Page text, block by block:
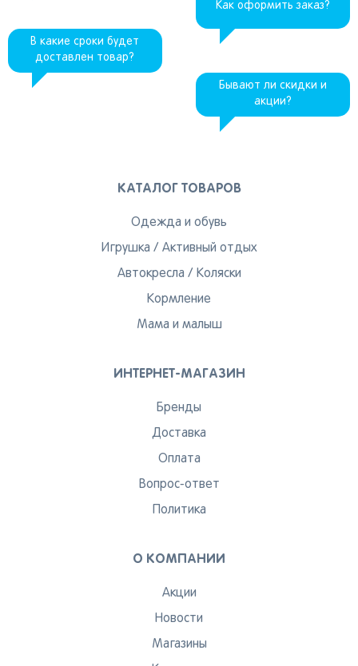
Как оформить заказ?
В какие сроки будет
доставлен товар?
Бывают ли скидки и
акции?
КАТАЛОГ ТОВАРОВ
Одежда и обувь
Игрушка / Активный отдых
Автокресла / Коляски
Кормление
Мама и малыш
ИНТЕРНЕТ-МАГАЗИН
Бренды
Доставка
Оплата
Вопрос-ответ
Политика
О КОМПАНИИ
Акции
Новости
Магазины